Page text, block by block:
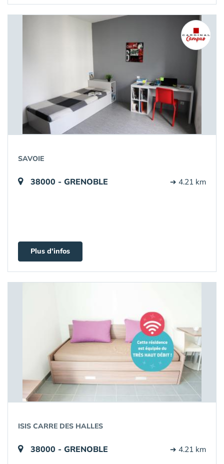
SAVOIE
38000 - GRENOBLE ➔ 4.21 km
Plus d'infos
ISIS CARRE DES HALLES
38000 - GRENOBLE ➔ 4.21 km